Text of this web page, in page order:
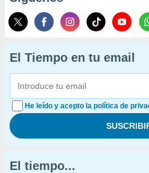
El Tiempo en tu email
He leído y acepto la política de
El tiempo...